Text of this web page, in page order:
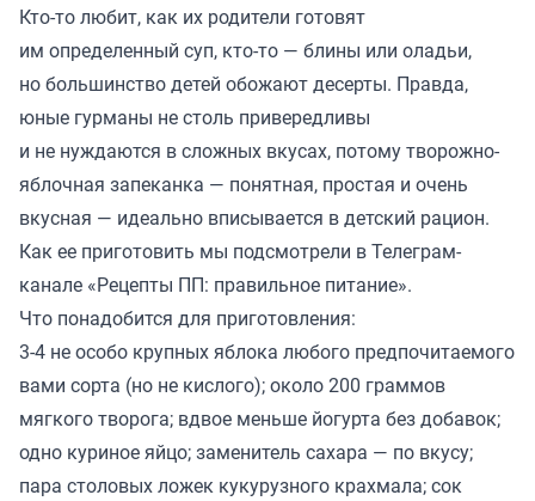
Кто-то любит, как их родители готовят
им определенный суп, кто-то — блины или оладьи,
но большинство детей обожают десерты. Правда,
юные гурманы не столь привередливы
и не нуждаются в сложных вкусах, потому творожно-
яблочная запеканка — понятная, простая и очень
вкусная — идеально вписывается в детский рацион.
Как ее приготовить мы подсмотрели в Телеграм-
канале «Рецепты ПП: правильное питание».
Что понадобится для приготовления:
3-4 не особо крупных яблока любого предпочитаемого
вами сорта (но не кислого); около 200 граммов
мягкого творога; вдвое меньше йогурта без добавок;
одно куриное яйцо; заменитель сахара — по вкусу;
пара столовых ложек кукурузного крахмала; сок